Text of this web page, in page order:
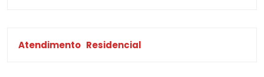
Atendimento Residencial